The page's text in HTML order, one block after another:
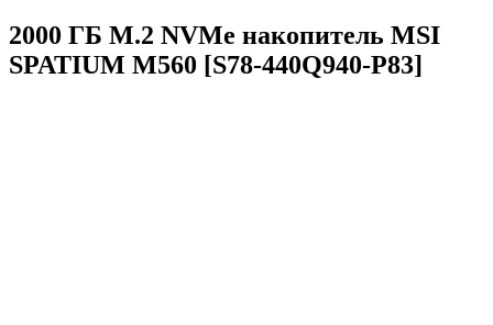
2000 ГБ M.2 NVMe накопитель MSI
SPATIUM M560 [S78-440Q940-P83]